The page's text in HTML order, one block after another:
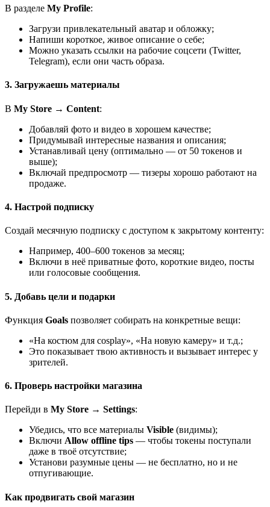
В разделе My Profile:
Загрузи привлекательный аватар и обложку;
Напиши короткое, живое описание о себе;
Можно указать ссылки на рабочие соцсети (Twitter,
Telegram), если они часть образа.
3. Загружаешь материалы
В My Store → Content:
Добавляй фото и видео в хорошем качестве;
Придумывай интересные названия и описания;
Устанавливай цену (оптимально — от 50 токенов и
выше);
Включай предпросмотр — тизеры хорошо работают на
продаже.
4. Настрой подписку
Создай месячную подписку с доступом к закрытому контенту:
Например, 400–600 токенов за месяц;
Включи в неё приватные фото, короткие видео, посты
или голосовые сообщения.
5. Добавь цели и подарки
Функция Goals позволяет собирать на конкретные вещи:
«На костюм для cosplay», «На новую камеру» и т.д.;
Это показывает твою активность и вызывает интерес у
зрителей.
6. Проверь настройки магазина
Перейди в My Store → Settings:
Убедись, что все материалы Visible (видимы);
Включи Allow offline tips — чтобы токены поступали
даже в твоё отсутствие;
Установи разумные цены — не бесплатно, но и не
отпугивающие.
Как продвигать свой магазин